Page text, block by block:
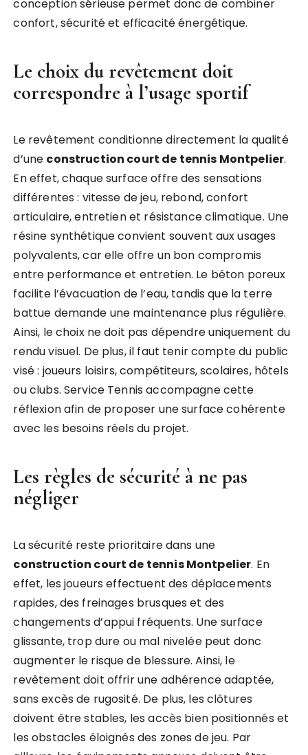
conception sérieuse permet donc de combiner
confort, sécurité et efficacité énergétique.
Le choix du revêtement doit
correspondre à l’usage sportif
Le revêtement conditionne directement la qualité
d’une construction court de tennis Montpelier.
En effet, chaque surface offre des sensations
différentes : vitesse de jeu, rebond, confort
articulaire, entretien et résistance climatique. Une
résine synthétique convient souvent aux usages
polyvalents, car elle offre un bon compromis
entre performance et entretien. Le béton poreux
facilite l’évacuation de l’eau, tandis que la terre
battue demande une maintenance plus régulière.
Ainsi, le choix ne doit pas dépendre uniquement du
rendu visuel. De plus, il faut tenir compte du public
visé : joueurs loisirs, compétiteurs, scolaires, hôtels
ou clubs. Service Tennis accompagne cette
réflexion afin de proposer une surface cohérente
avec les besoins réels du projet.
Les règles de sécurité à ne pas
négliger
La sécurité reste prioritaire dans une
construction court de tennis Montpelier. En
effet, les joueurs effectuent des déplacements
rapides, des freinages brusques et des
changements d’appui fréquents. Une surface
glissante, trop dure ou mal nivelée peut donc
augmenter le risque de blessure. Ainsi, le
revêtement doit offrir une adhérence adaptée,
sans excès de rugosité. De plus, les clôtures
doivent être stables, les accès bien positionnés et
les obstacles éloignés des zones de jeu. Par